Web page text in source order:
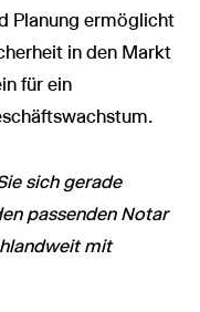
Planung ermöglicht
in den Markt
für ein
sich gerade
passenden Notar
mit